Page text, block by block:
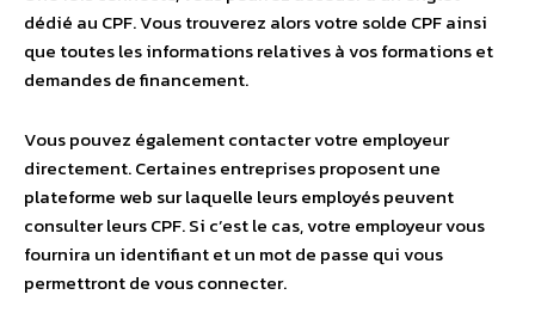
dédié au CPF. Vous trouverez alors votre solde CPF ainsi
que toutes les informations relatives à vos formations et
demandes de financement.
Vous pouvez également contacter votre employeur
directement. Certaines entreprises proposent une
plateforme web sur laquelle leurs employés peuvent
consulter leurs CPF. Si c’est le cas, votre employeur vous
fournira un identifiant et un mot de passe qui vous
permettront de vous connecter.